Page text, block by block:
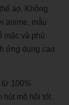
áo. Không
anime, mẫu
mặc và phù
ứng dụng cao
từ 100%
hút mồ hôi tốt